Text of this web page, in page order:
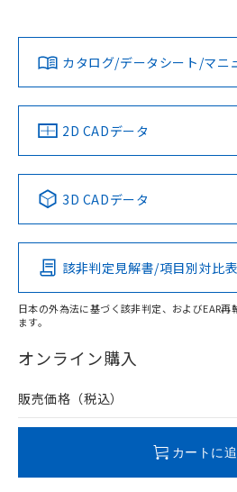
ダウンロードデータをご利用いただ
みください。
ソフトウェアの使用条件
対応済み
中国 RoHS 注意事項・凡例
Pb Hg
O
在庫等で未対応品が混在する可能
問い合わせください。
カタログ/データシート/マニ
2D CADデータ
3D CADデータ
該非判定見解書/項目別対比表
日本の外為法に基づく該非判定、およびEAR
ます。
オンライン購入
販売価格（税込）
カートに